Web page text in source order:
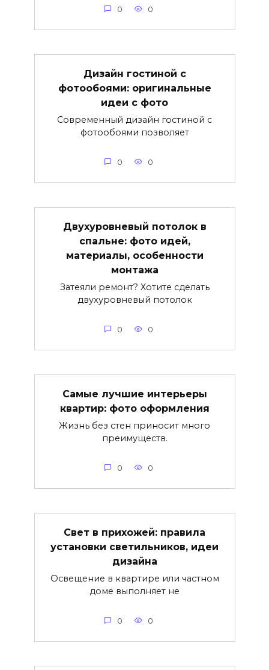
0 0
Дизайн гостиной с
фотообоями: оригинальные
идеи с фото
Современный дизайн гостиной с
фотообоями позволяет
0 0
Двухуровневый потолок в
спальне: фото идей,
материалы, особенности
монтажа
Затеяли ремонт? Хотите сделать
двухуровневый потолок
0 0
Самые лучшие интерьеры
квартир: фото оформления
Жизнь без стен приносит много
преимуществ.
0 0
Свет в прихожей: правила
установки светильников, идеи
дизайна
Освещение в квартире или частном
доме выполняет не
0 0